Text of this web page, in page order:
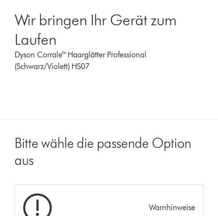
Wir bringen Ihr Gerät zum
Laufen
Dyson Corrale™ Haarglätter Professional
(Schwarz/Violett) HS07
Bitte wähle die passende Option
aus
Warnhinweise